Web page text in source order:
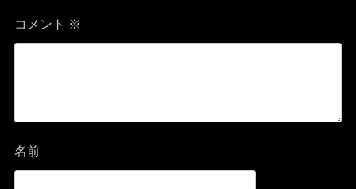
コメント ※
名前